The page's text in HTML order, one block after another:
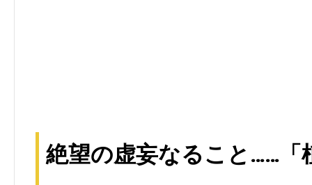
絶望の虚妄なること……「